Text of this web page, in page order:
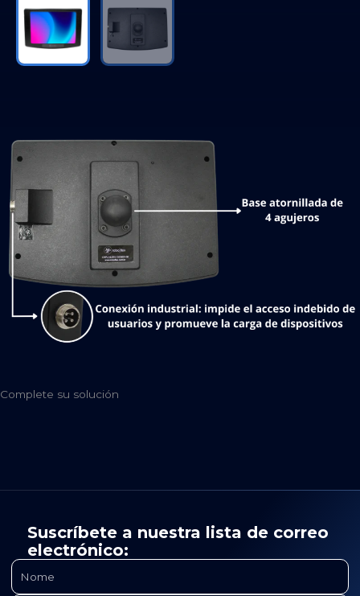
Complete su solución
Suscríbete a nuestra lista de correo
electrónico: